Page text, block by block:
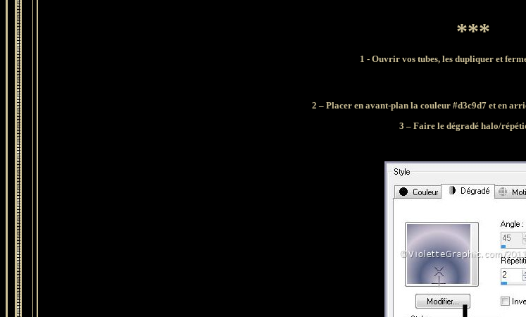
***
1 - Ouvrir vos tubes, les dupliquer et
2 – Placer en avant-plan la couleur #d3c9d7 et en
3 – Faire le dégradé halo/